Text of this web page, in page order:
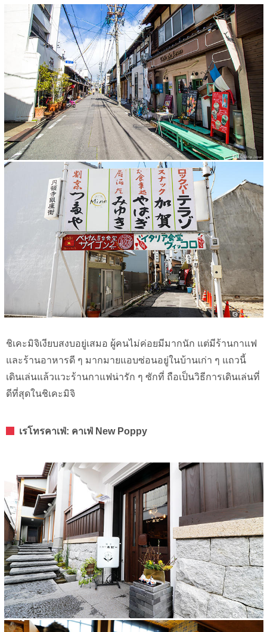
ชิเคะมิจิเงียบสงบอยู่เสมอ ผู้คนไม่ค่อยมีมากนัก แต่มีร้านกาแฟ
และร้านอาหารดี ๆ มากมายแอบซ่อนอยู่ในบ้านเก่า ๆ แถวนี้
เดินเล่นแล้วแวะร้านกาแฟน่ารัก ๆ ซักที่ ถือเป็นวิธีการเดินเล่นที่
ดีที่สุดในชิเคะมิจิ
เรโทรคาเฟ่: คาเฟ่ New Poppy